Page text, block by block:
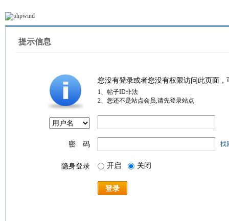
提示信息
您没有登录或者您没有权限访问此页面
1、帖子ID非法
2、您还不是站点会员,请先登录站点
密 码 找
隐身登录 开启 关闭
登录